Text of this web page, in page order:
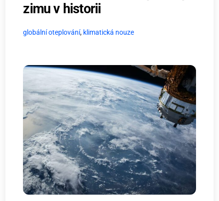
zimu v historii
globální oteplování, klimatická nouze